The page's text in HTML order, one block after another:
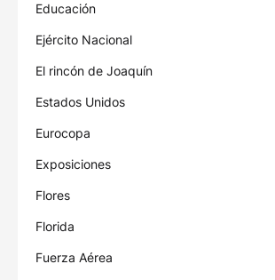
Educación
Ejército Nacional
El rincón de Joaquín
Estados Unidos
Eurocopa
Exposiciones
Flores
Florida
Fuerza Aérea